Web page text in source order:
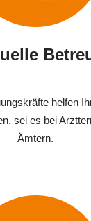
helfen
sei es bei
Ämtern.